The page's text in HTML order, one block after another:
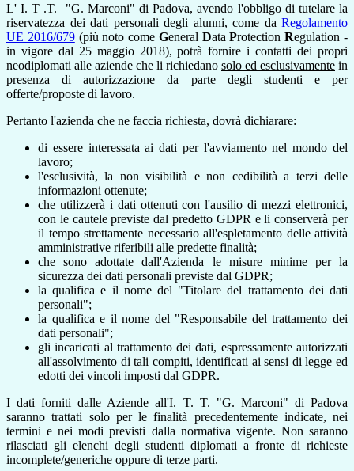
L' I. T .T. "G. Marconi" di Padova, avendo l'obbligo di tutelare la
riservatezza dei dati personali degli alunni, come da Regolamento
UE 2016/679(più noto come General Data Protection Regulation -
in vigore dal 25 maggio 2018), potrà fornire i contatti dei propri
neodiplomati alle aziende che li richiedano solo ed esclusivamente in
presenza di autorizzazione da parte degli studenti e per
offerte/proposte di lavoro.
Pertanto l'azienda che ne faccia richiesta, dovrà dichiarare:
di essere interessata ai dati per l'avviamento nel mondo del
lavoro;
l'esclusività, la non visibilità e non cedibilità a terzi delle
informazioni ottenute;
che utilizzerà i dati ottenuti con l'ausilio di mezzi elettronici,
con le cautele previste dal predetto GDPR e li conserverà per
il tempo strettamente necessario all'espletamento delle attività
amministrative riferibili alle predette finalità;
che sono adottate dall'Azienda le misure minime per la
sicurezza dei dati personali previste dal GDPR;
la qualifica e il nome del "Titolare del trattamento dei dati
personali";
la qualifica e il nome del "Responsabile del trattamento dei
dati personali";
gli incaricati al trattamento dei dati, espressamente autorizzati
all'assolvimento di tali compiti, identificati ai sensi di legge ed
edotti dei vincoli imposti dal GDPR.
I dati forniti dalle Aziende all'I. T. T. "G. Marconi" di Padova
saranno trattati solo per le finalità precedentemente indicate, nei
termini e nei modi previsti dalla normativa vigente. Non saranno
rilasciati gli elenchi degli studenti diplomati a fronte di richieste
incomplete/generiche oppure di terze parti.